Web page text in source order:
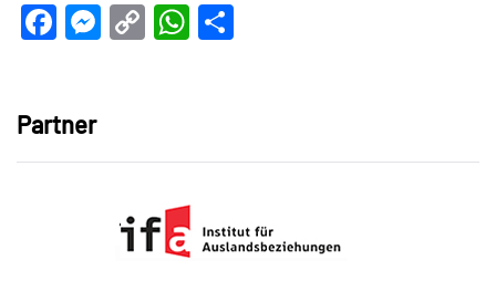
Facebook
Messenger
CopyWhatsApp
Partner